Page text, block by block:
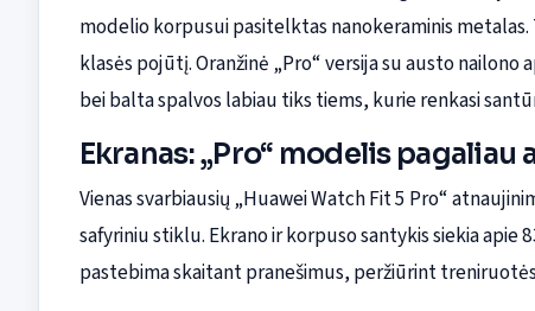
modelio korpusui pasitelktas nanokeraminis
klasės pojūtį. Oranžinė „Pro“ versija su austo nailono
bei balta spalvos labiau tiks tiems, kurie renkasi
Ekranas: „Pro“ modelis pagaliau
Vienas svarbiausių „Huawei Watch Fit 5 Pro“
safyriniu stiklu. Ekrano ir korpuso santykis siekia
pastebima skaitant pranešimus, peržiūrint